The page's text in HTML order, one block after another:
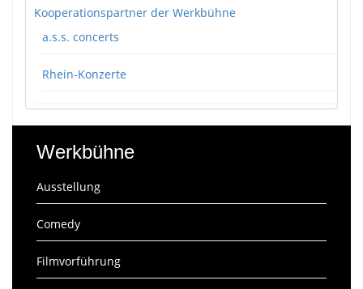
Kooperationspartner der Werkbühne
a.s.s. concerts
Rhein-Konzerte
Werkbühne
Ausstellung
Comedy
Filmvorführung